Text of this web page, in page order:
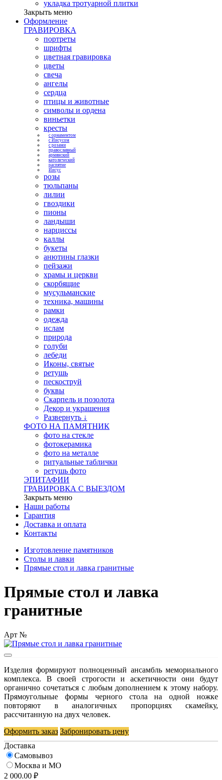
укладка тротуарной плитки
Закрыть меню
Оформление
ГРАВИРОВКА
портреты
шрифты
цветная гравировка
цветы
свеча
ангелы
сердца
птицы и животные
символы и ордена
виньетки
кресты
с орнаментом
с Иисусом
с розами
православный
армянский
католический
распятие
Иисус
розы
тюльпаны
лилии
гвоздики
пионы
ландыши
нарциссы
каллы
букеты
анютины глазки
пейзажи
храмы и церкви
скорбящие
мусульманские
техника, машины
рамки
одежда
ислам
природа
голуби
лебеди
Иконы, святые
ретушь
пескоструй
буквы
Скарпель и позолота
Декор и украшения
Развернуть ↓
ФОТО НА ПАМЯТНИК
фото на стекле
фотокерамика
фото на металле
ритуальные таблички
ретушь фото
ЭПИТАФИИ
ГРАВИРОВКА С ВЫЕЗДОМ
Закрыть меню
Наши работы
Гарантия
Доставка и оплата
Контакты
Изготовление памятников
Столы и лавки
Прямые стол и лавка гранитные
Прямые стол и лавка
гранитные
Арт №
Изделия формируют полноценный ансамбль мемориального
комплекса. В своей строгости и аскетичности они будут
органично сочетаться с любым дополнением к этому набору.
Прямоугольные формы черного стола на одной ножке
повторяют в аналогичных пропорциях скамейку,
рассчитанную на двух человек.
Оформить заказ Забронировать цену
Доставка
Самовывоз
Москва и МО
2 000.00 ₽